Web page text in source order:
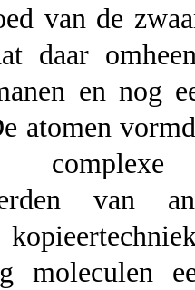
van de
daar
en nog
atomen
van
moleculen